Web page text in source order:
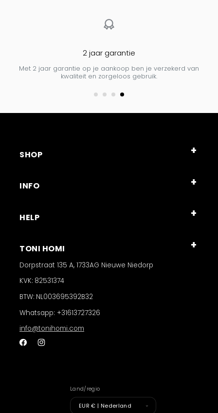
Gratis thuiszbezorgd vanaf €100
Bestel voor 15:00 uur, en ontvang morgen al in huis!
SHOP
INFO
HELP
TONI HOMI
Dorpstraat 135 A, 1733AG Nieuwe Niedorp
KVK: 82531374
BTW: NL003695392B32
Whatsapp: +31613727326
info@tonihomi.com
FacebookInstagram
Land/regio
EUR € | Nederland